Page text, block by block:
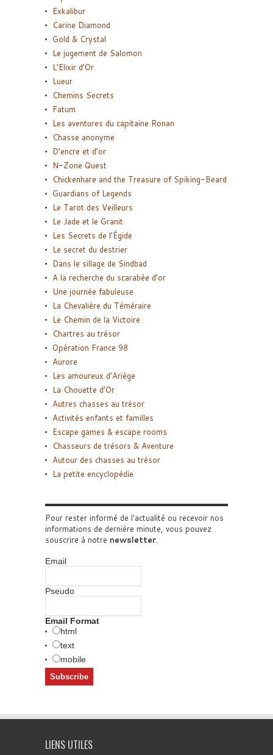
Exkalibur
Carine Diamond
Gold & Crystal
Le jugement de Salomon
L’Elixir d’Or
Lueur
Chemins Secrets
Fatum
Les aventures du capitaine Ronan
Chasse anonyme
D’encre et d’or
N-Zone Quest
Chickenhare and the Treasure of Spiking-Beard
Guardians of Legends
Le Tarot des Veilleurs
Le Jade et le Granit
Les Secrets de l’Égide
Le secret du destrier
Dans le sillage de Sindbad
A la recherche du scarabée d’or
Une journée fabuleuse
La Chevalière du Téméraire
Le Chemin de la Victoire
Chartres au trésor
Opération France 98
Aurore
Les amoureux d’Ariège
La Chouette d’Or
Autres chasses au trésor
Activités enfants et familles
Escape games & escape rooms
Chasseurs de trésors & Aventure
Autour des chasses au trésor
La petite encyclopédie
Pour rester informé de l'actualité ou recevoir nos
informations de dernière minute, vous pouvez
souscrire à notre newsletter.
Email
Pseudo
Email Format
html
text
mobile
LIENS UTILES